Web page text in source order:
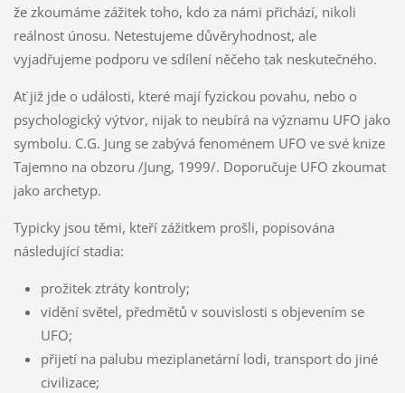
že zkoumáme zážitek toho, kdo za námi přichází, nikoli
reálnost únosu. Netestujeme důvěryhodnost, ale
vyjadřujeme podporu ve sdílení něčeho tak neskutečného.
Ať již jde o události, které mají fyzickou povahu, nebo o
psychologický výtvor, nijak to neubírá na významu UFO jako
symbolu. C.G. Jung se zabývá fenoménem UFO ve své knize
Tajemno na obzoru /Jung, 1999/. Doporučuje UFO zkoumat
jako archetyp.
Typicky jsou těmi, kteří zážitkem prošli, popisována
následující stadia:
prožitek ztráty kontroly;
vidění světel, předmětů v souvislosti s objevením se
UFO;
přijetí na palubu meziplanetární lodi, transport do jiné
civilizace;